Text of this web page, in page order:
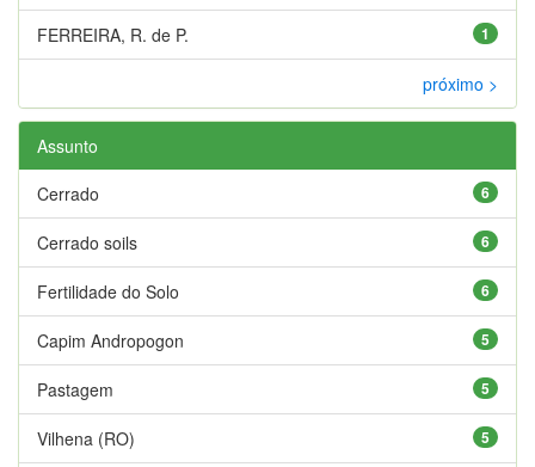
1
FERREIRA, R. de P.
próximo >
Assunto
6
Cerrado
6
Cerrado soils
6
Fertilidade do Solo
5
Capim Andropogon
5
Pastagem
5
Vilhena (RO)